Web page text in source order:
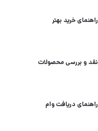
راهنمای خرید بهتر
نقد و بررسی محصولات
راهنمای دریافت وام